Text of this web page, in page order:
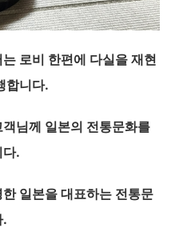
로비 한편에 다실을 재현
합니다.
님께 일본의 전통문화를
다.
일본을 대표하는 전통문
.